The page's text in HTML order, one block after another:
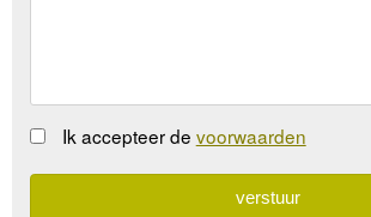
Ik accepteer de voorwaarden